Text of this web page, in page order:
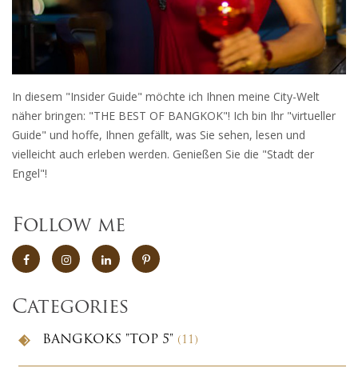
In diesem "Insider Guide" möchte ich Ihnen meine City-Welt
näher bringen: "THE BEST OF BANGKOK"! Ich bin Ihr "virtueller
Guide" und hoffe, Ihnen gefällt, was Sie sehen, lesen und
vielleicht auch erleben werden. Genießen Sie die "Stadt der
Engel"!
Follow me
Categories
BANGKOKS "TOP 5" (11)